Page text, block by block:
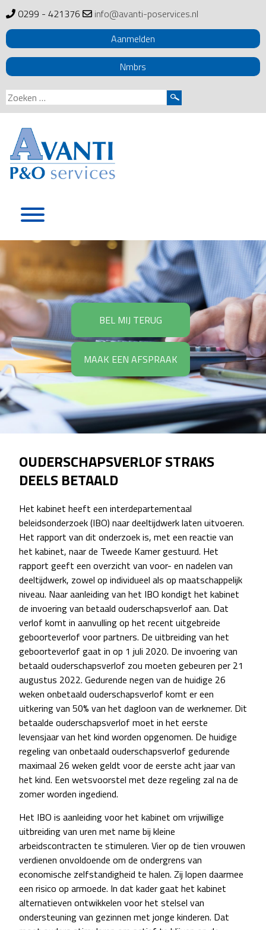
0299 - 421376
info@avanti-poservices.nl
Aanmelden
Nmbrs
Zoeken
naar:
BEL MIJ TERUG
MAAK EEN AFSPRAAK
OUDERSCHAPSVERLOF STRAKS
DEELS BETAALD
Het kabinet heeft een interdepartementaal
beleidsonderzoek (IBO) naar deeltijdwerk laten uitvoeren.
Het rapport van dit onderzoek is, met een reactie van
het kabinet, naar de Tweede Kamer gestuurd. Het
rapport geeft een overzicht van voor- en nadelen van
deeltijdwerk, zowel op individueel als op maatschappelijk
niveau. Naar aanleiding van het IBO kondigt het kabinet
de invoering van betaald ouderschapsverlof aan. Dat
verlof komt in aanvulling op het recent uitgebreide
geboorteverlof voor partners. De uitbreiding van het
geboorteverlof gaat in op 1 juli 2020. De invoering van
betaald ouderschapsverlof zou moeten gebeuren per 21
augustus 2022. Gedurende negen van de huidige 26
weken onbetaald ouderschapsverlof komt er een
uitkering van 50% van het dagloon van de werknemer. Dit
betaalde ouderschapsverlof moet in het eerste
levensjaar van het kind worden opgenomen. De huidige
regeling van onbetaald ouderschapsverlof gedurende
maximaal 26 weken geldt voor de eerste acht jaar van
het kind. Een wetsvoorstel met deze regeling zal na de
zomer worden ingediend.
Het IBO is aanleiding voor het kabinet om vrijwillige
uitbreiding van uren met name bij kleine
arbeidscontracten te stimuleren. Vier op de tien vrouwen
verdienen onvoldoende om de ondergrens van
economische zelfstandigheid te halen. Zij lopen daarmee
een risico op armoede. In dat kader gaat het kabinet
alternatieven ontwikkelen voor het stelsel van
ondersteuning van gezinnen met jonge kinderen. Dat